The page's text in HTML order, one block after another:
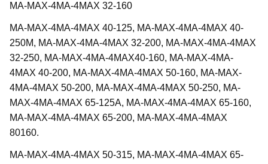
MA-MAX-4MA-4MAX 32-160
MA-MAX-4MA-4MAX 40-125, MA-MAX-4MA-4MAX 40-
250M, MA-MAX-4MA-4MAX 32-200, MA-MAX-4MA-4MAX
32-250, MA-MAX-4MA-4MAX40-160, MA-MAX-4MA-
4MAX 40-200, MA-MAX-4MA-4MAX 50-160, MA-MAX-
4MA-4MAX 50-200, MA-MAX-4MA-4MAX 50-250, MA-
MAX-4MA-4MAX 65-125A, MA-MAX-4MA-4MAX 65-160,
MA-MAX-4MA-4MAX 65-200, MA-MAX-4MA-4MAX
80160.
MA-MAX-4MA-4MAX 50-315, MA-MAX-4MA-4MAX 65-